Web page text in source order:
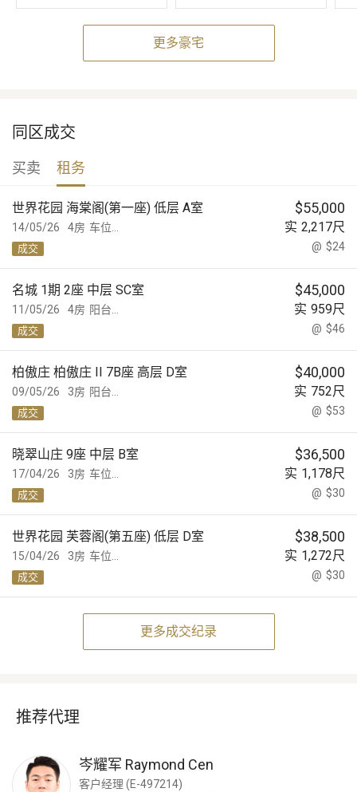
更多豪宅
同区成交
买卖 租务
14/05/26
世界花园 海棠阁(第一座) 低层 A室 $55,000
车位... 实 2,217尺
4房
@ $24
成交
11/05/26
名城 1期 2座 中层 SC室 $45,000
阳台... 实 959尺
4房
@ $46
成交
09/05/26
柏傲庄 柏傲庄 II 7B座 高层 D室 $40,000
阳台... 实 752尺
3房
@ $53
成交
17/04/26
晓翠山庄 9座 中层 B室 $36,500
车位... 实 1,178尺
3房
@ $30
成交
15/04/26
世界花园 芙蓉阁(第五座) 低层 D室 $38,500
车位... 实 1,272尺
3房
@ $30
成交
更多成交纪录
推荐代理
岑耀军 Raymond Cen
客户经理 (E-497214)